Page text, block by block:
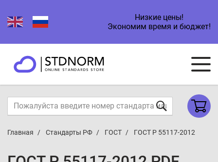
Низкие цены!
Экономим время и бюджет!
Главная Стандарты РФ ГОСТ ГОСТ Р 55117-2012